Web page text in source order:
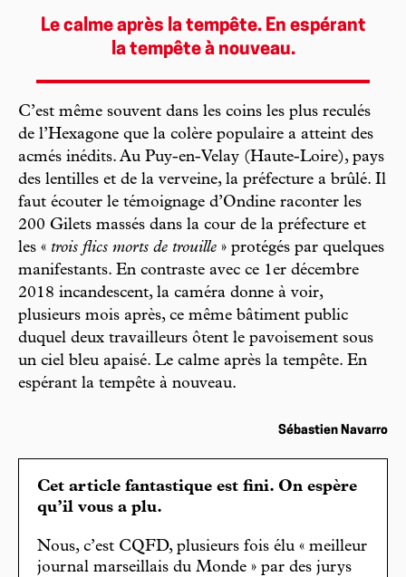
Le calme après la tempête. En espérant
la tempête à nouveau.
C’est même souvent dans les coins les plus reculés
de l’Hexagone que la colère populaire a atteint des
acmés inédits. Au Puy-en-Velay (Haute-Loire), pays
des lentilles et de la verveine, la préfecture a brûlé. Il
faut écouter le témoignage d’Ondine raconter les
200 Gilets massés dans la cour de la préfecture et
les « trois flics morts de trouille » protégés par quelques
manifestants. En contraste avec ce 1er décembre
2018 incandescent, la caméra donne à voir,
plusieurs mois après, ce même bâtiment public
duquel deux travailleurs ôtent le pavoisement sous
un ciel bleu apaisé. Le calme après la tempête. En
espérant la tempête à nouveau.
Sébastien Navarro
Cet article fantastique est fini. On espère
qu’il vous a plu.
Nous, c’est CQFD, plusieurs fois élu « meilleur
journal marseillais du Monde » par des jurys